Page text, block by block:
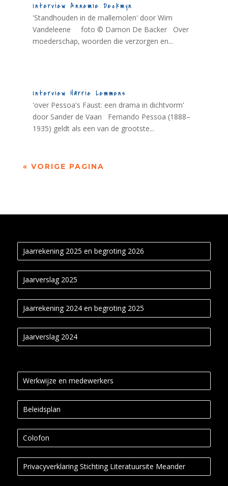
Interview Annemie Deckmyn
'Standhouden in de mallemolen' door Wim
Vandeleene foto © Damon De Backer Over
moederschap, woorden die verzorgen en...
Interview Harrie Lemmens
'over Pessoa's Faust: een drama in dichtvorm'
door Sander de Vaan Fernando Pessoa (1888–
1935) geldt als een van de grootste...
« VORIGE PAGINA
Jaarrekening 2025 en begroting 2026
Jaarverslag 2025
Jaarrekening 2024 en begroting 2025
Jaarverslag 2024
Werkwijze en medewerkers
Beleidsplan
Colofon
Privacyverklaring Stichting Literatuursite Meander